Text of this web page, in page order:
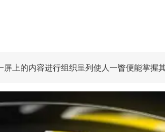
上的内容进行组织呈列使人一瞥便能掌握